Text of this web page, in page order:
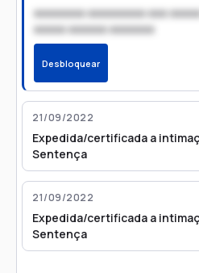
xxxxxxxx xxxxxxxxx xxx
xxxxx xxxxxx xxxxxxx
Desbloquear
21/09/2022
Expedida/certificada a
Sentença
21/09/2022
Expedida/certificada a
Sentença